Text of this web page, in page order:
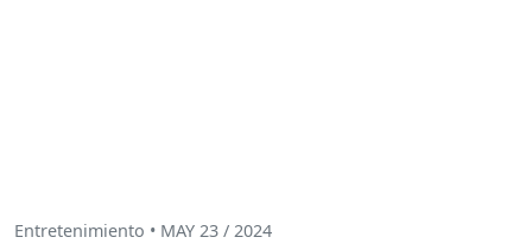
Entretenimiento • MAY 23 / 2024